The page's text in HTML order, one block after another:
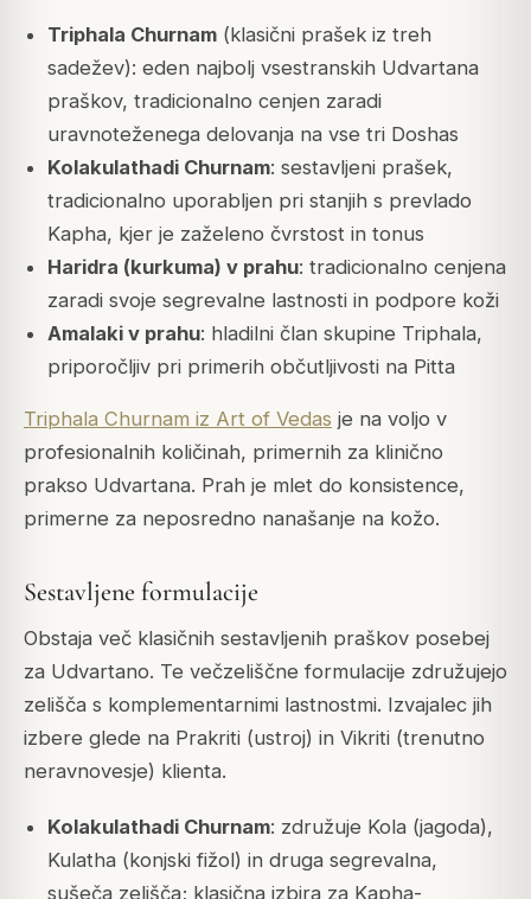
Triphala Churnam(klasični prašek iz treh
sadežev): eden najbolj vsestranskih Udvartana
praškov, tradicionalno cenjen zaradi
uravnoteženega delovanja na vse tri Doshas
Kolakulathadi Churnam: sestavljeni prašek,
tradicionalno uporabljen pri stanjih s prevlado
Kapha, kjer je zaželeno čvrstost in tonus
Haridra (kurkuma) v prahu: tradicionalno cenjena
zaradi svoje segrevalne lastnosti in podpore koži
Amalaki v prahu: hladilni član skupine Triphala,
priporočljiv pri primerih občutljivosti na Pitta
Triphala Churnam iz Art of Vedas je na voljo v
profesionalnih količinah, primernih za klinično
prakso Udvartana. Prah je mlet do konsistence,
primerne za neposredno nanašanje na kožo.
Sestavljene formulacije
Obstaja več klasičnih sestavljenih praškov posebej
za Udvartano. Te večzeliščne formulacije združujejo
zelišča s komplementarnimi lastnostmi. Izvajalec jih
izbere glede na Prakriti (ustroj) in Vikriti (trenutno
neravnovesje) klienta.
Kolakulathadi Churnam: združuje Kola (jagoda),
Kulatha (konjski fižol) in druga segrevalna,
sušeča zelišča; klasična izbira za Kapha-